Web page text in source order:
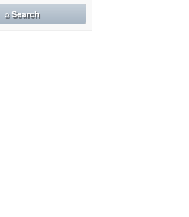
⌕ Search